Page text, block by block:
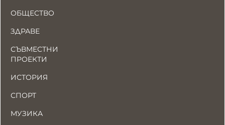
ОБЩЕСТВО
ЗДРАВЕ
СЪВМЕСТНИ
ПРОЕКТИ
ИСТОРИЯ
СПОРТ
МУЗИКА